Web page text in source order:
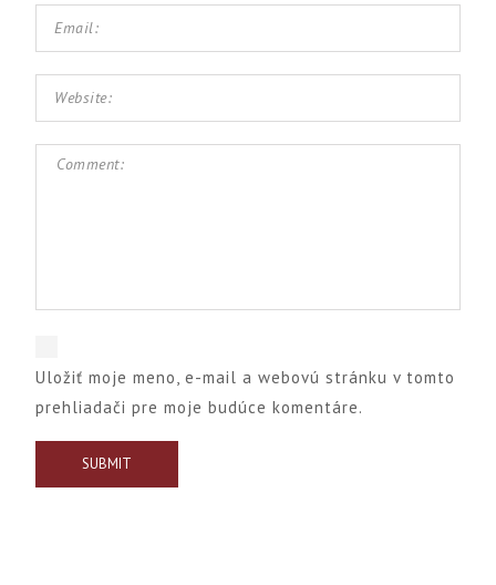
Uložiť moje meno, e-mail a webovú stránku v tomto
prehliadači pre moje budúce komentáre.